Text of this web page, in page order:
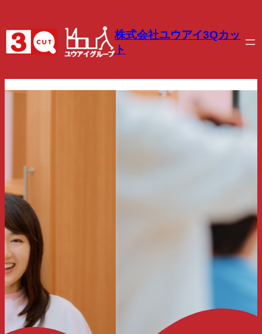
株式会社ユウアイ3Qカッ
ト